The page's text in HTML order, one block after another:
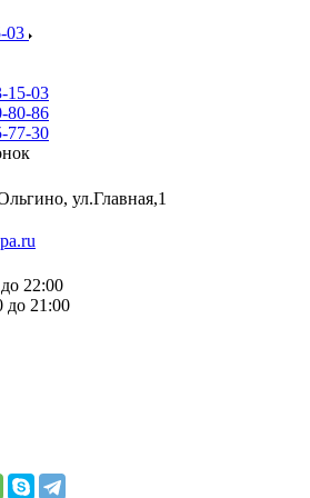
03
15-03
80-86
77-30
ул.Главная,1
22:00
до 21:00